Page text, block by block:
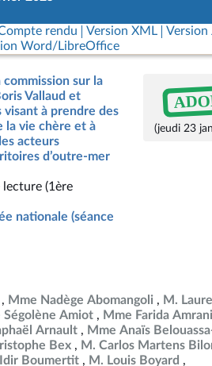
rendu Version XML
Version
Word/LibreOffice
commission sur la
Vallaud et
visant à prendre des
la vie chère et à
acteurs
d’outre-mer
lecture (1ère
nationale (séance
(jeudi 23
Mme Nadège Abomangoli
M.
Ségolène Amiot
Mme Farida Amrani
Arnault
Mme Anaïs
Bex
M. Carlos Martens
Boumertit
M. Louis Boyard